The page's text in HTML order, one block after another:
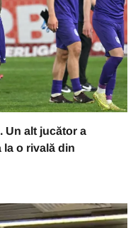
Un alt jucător a
o rivală din